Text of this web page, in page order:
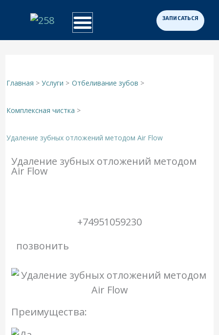
Главная Услуги Отбеливание зубов
Комплексная чистка
Удаление зубных отложений методом Air Flow
Удаление зубных отложений методом
Air Flow
+74951059230
позвонить
Преимущества: